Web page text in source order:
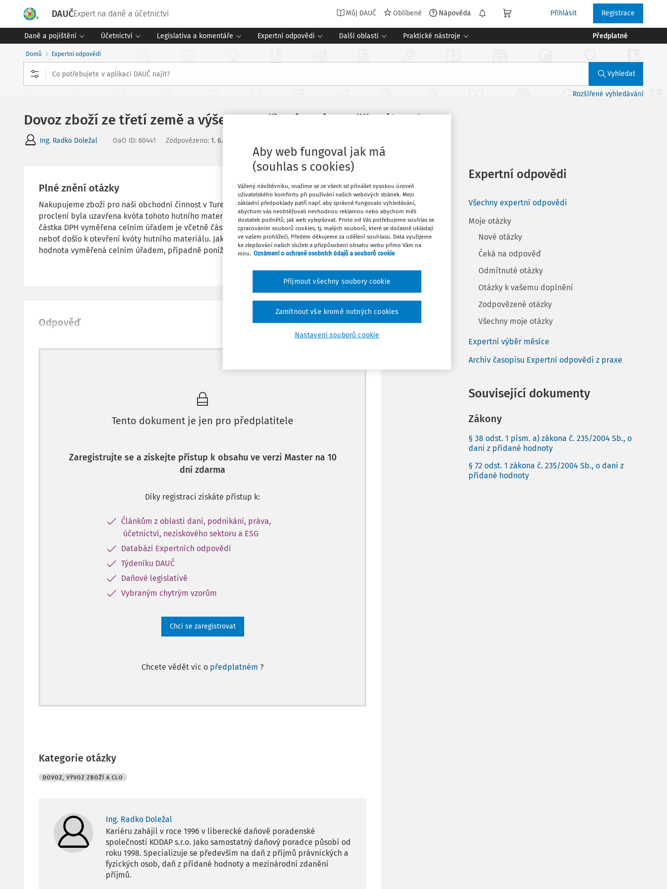
DAUČExpert na daně a účetnictví Můj DAUČ Oblíbené Nápověda Přihlásit Registrace
Daně a pojištění Účetnictví Legislativa a komentáře Expertní odpovědi Další oblasti Praktické nástroje Předplatné
Domů Expertní odpovědi
Vyhledat
Rozšířené vyhledávání
Dovoz zboží ze třetí země a výše DPH při vrácení vyměřeného cla
Ing. Radko Doležal OaO ID: 60441 Zodpovězeno: 1. 6. 2026
Plné znění otázky
Nakupujeme zboží pro naši obchodní činnost v Turecku, jedná se o hutní materiál. V době
proclení byla uzavřena kvóta tohoto hutního materiálu a bylo nám vyměřené clo, tudíž
částka DPH vyměřena celním úřadem je včetně částky cla. Toto clo nám však bylo vráceno,
neboť došlo k otevření kvóty hutního materiálu. Jaká výše DPH se uvede v přiznání k DPH?
hodnota vyměřená celním úřadem, případně ponížená o částku vráceného cla?
Odpověď
Tento dokument je jen pro předplatitele
Zaregistrujte se a získejte přístup k obsahu ve verzi Master na 10
dní zdarma
Díky registraci získáte přístup k:
Článkům z oblasti daní, podnikání, práva,
účetnictví, neziskového sektoru a ESG
Databázi Expertních odpovědí
Týdeníku DAUČ
Daňové legislativě
Vybraným chytrým vzorům
Chci se zaregistrovat
Chcete vědět víc o předplatném ?
Kategorie otázky
DOVOZ, VÝVOZ ZBOŽÍ A CLO
Ing. Radko Doležal
Kariéru zahájil v roce 1996 v liberecké daňově poradenské
společnosti KODAP s.r.o. Jako samostatný daňový poradce působí od
roku 1998. Specializuje se především na daň z příjmů právnických a
fyzických osob, daň z přidané hodnoty a mezinárodní zdanění
příjmů.
Oblíbené
Stáhnout
Tisknout
Expertní odpovědi
Všechny expertní odpovědi
Moje otázky
Nové otázky
Čeká na odpověď
Odmítnuté otázky
Otázky k vašemu doplnění
Zodpovězené otázky
Všechny moje otázky
Expertní výběr měsíce
Archiv časopisu Expertní odpovědi z praxe
Související dokumenty
Zákony
§ 38 odst. 1 písm. a) zákona č. 235/2004 Sb., o
dani z přidané hodnoty
§ 72 odst. 1 zákona č. 235/2004 Sb., o dani z
přidané hodnoty
Aby web fungoval jak má
(souhlas s cookies)
Vážený návštěvníku, snažíme se ze všech sil přinášet vysokou úroveň
uživatelského komfortu při používání našich webových stránek. Mezi
základní předpoklady patří např. aby správně fungovalo vyhledávání,
abychom vás neobtěžovali nevhodnou reklamou nebo abychom měli
dostatek podnětů, jak web vylepšovat. Proto od Vás potřebujeme souhlas se
zpracováním souborů cookies, tj. malých souborů, které se dočasně ukládají
ve vašem prohlížeči. Předem děkujeme za udělení souhlasu. Data využijeme
ke zlepšování našich služeb a přizpůsobení obsahu webu přímo Vám na
míru. Oznámení o ochraně osobních údajů a souborů cookie
Nastavení souborů cookie
Zamítnout vše kromě nutných cookies
Přijmout všechny soubory cookie